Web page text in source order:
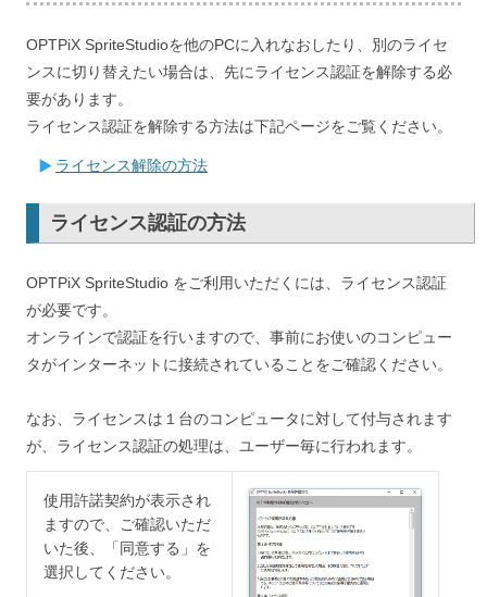
OPTPiX SpriteStudioを他のPCに入れなおしたり、別のライセ
ンスに切り替えたい場合は、先にライセンス認証を解除する必
要があります。
ライセンス認証を解除する方法は下記ページをご覧ください。
ライセンス解除の方法
ライセンス認証の方法
OPTPiX SpriteStudio をご利用いただくには、ライセンス認証
が必要です。
オンラインで認証を行いますので、事前にお使いのコンピュー
タがインターネットに接続されていることをご確認ください。
なお、ライセンスは１台のコンピュータに対して付与されます
が、ライセンス認証の処理は、ユーザー毎に行われます。
使用許諾契約が表示され
ますので、ご確認いただ
いた後、「同意する」を
選択してください。